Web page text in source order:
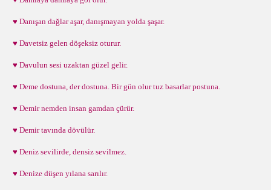
♥ Danışan dağlar aşar, danışmayan yolda şaşar.
♥ Davetsiz gelen döşeksiz oturur.
♥ Davulun sesi uzaktan güzel gelir.
♥ Deme dostuna, der dostuna. Bir gün olur tuz basarlar postuna.
♥ Demir nemden insan gamdan çürür.
♥ Demir tavında dövülür.
♥ Deniz sevilirde, densiz sevilmez.
♥ Denize düşen yılana sarılır.